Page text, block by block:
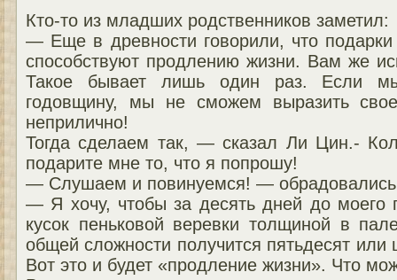
Кто-то из младших родственников заметил:
— Еще в древности говорили, что
способствуют продлению жизни. Вам же
Такое бывает лишь один раз. Если
годовщину, мы не сможем выразить
неприлично!
Тогда сделаем так, — сказал Ли Цин.-
подарите мне то, что я попрошу!
— Слушаем и повинуемся! — обрадовались
— Я хочу, чтобы за десять дней до моего
кусок пеньковой веревки толщиной в
общей сложности получится пятьдесят или
Вот это и будет «продление жизни». Что